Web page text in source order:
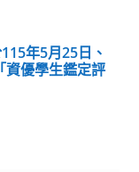
年5月25日、
資優學生鑑定評